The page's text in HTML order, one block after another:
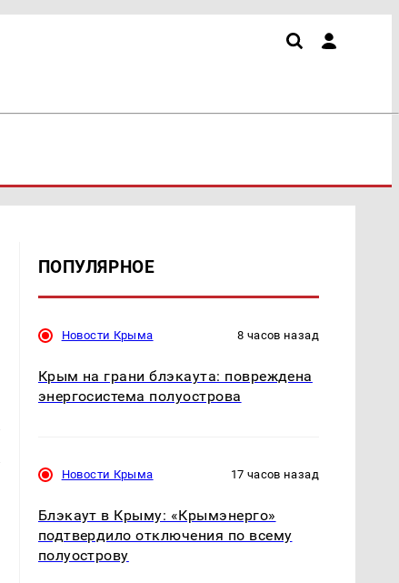
ПОПУЛЯРНОЕ
Новости Крыма 8 часов назад
Крым на грани блэкаута: повреждена
энергосистема полуострова
Новости Крыма 17 часов назад
Блэкаут в Крыму: «Крымэнерго»
подтвердило отключения по всему
полуострову